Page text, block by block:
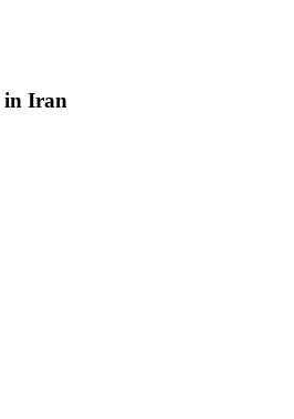
in Iran